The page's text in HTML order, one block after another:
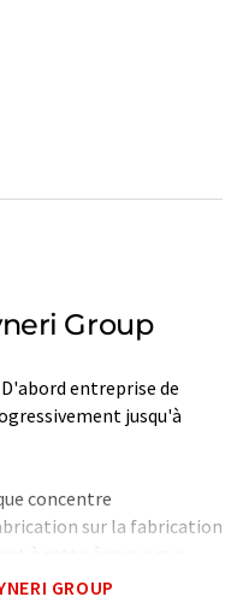
Group
entreprise de
jusqu'à
concentre
sur la fabrication
et Mahot, deux
GROUP